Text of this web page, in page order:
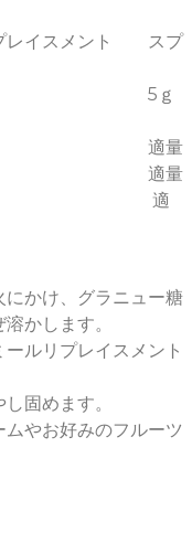
レイスメント スプ
5ｇ
ム 適量
量
適
かけ、グラニュー糖
かします。
リプレイスメント
固めます。
やお好みのフルーツ